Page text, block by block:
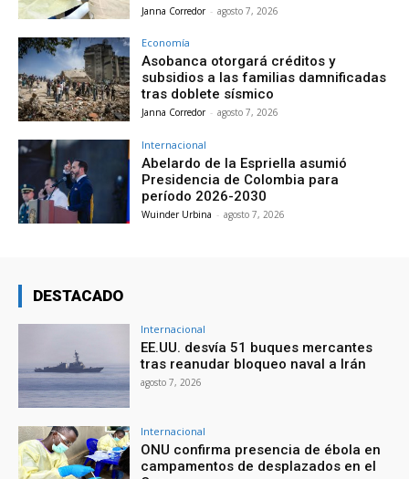
Janna Corredor - agosto 7, 2026
Economía
Asobanca otorgará créditos y
subsidios a las familias damnificadas
tras doblete sísmico
Janna Corredor - agosto 7, 2026
Internacional
Abelardo de la Espriella asumió
Presidencia de Colombia para
período 2026-2030
Wuinder Urbina - agosto 7, 2026
DESTACADO
Internacional
EE.UU. desvía 51 buques mercantes
tras reanudar bloqueo naval a Irán
agosto 7, 2026
Internacional
ONU confirma presencia de ébola en
campamentos de desplazados en el